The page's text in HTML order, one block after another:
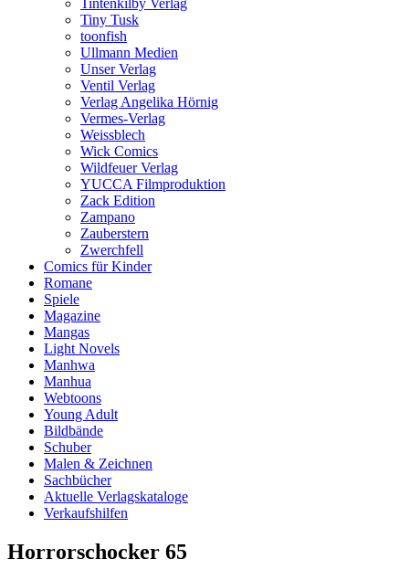
Tintenkilby Verlag
Tiny Tusk
toonfish
Ullmann Medien
Unser Verlag
Ventil Verlag
Verlag Angelika Hörnig
Vermes-Verlag
Weissblech
Wick Comics
Wildfeuer Verlag
YUCCA Filmproduktion
Zack Edition
Zampano
Zauberstern
Zwerchfell
Comics für Kinder
Romane
Spiele
Magazine
Mangas
Light Novels
Manhwa
Manhua
Webtoons
Young Adult
Bildbände
Schuber
Malen & Zeichnen
Sachbücher
Aktuelle Verlagskataloge
Verkaufshilfen
Horrorschocker 65